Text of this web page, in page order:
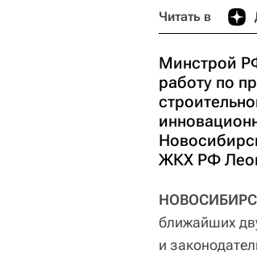
Читать в
Минстрой
работу по
ЖКХ РФ
ближайших
и